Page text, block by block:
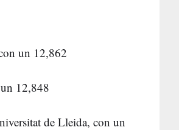
un 12,862
12,848
de Lleida, con un